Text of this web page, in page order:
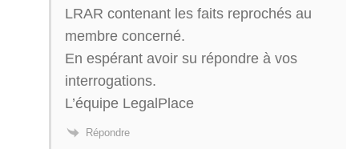
LRAR contenant les faits reprochés au
membre concerné.
En espérant avoir su répondre à vos
interrogations.
L’équipe LegalPlace
Répondre